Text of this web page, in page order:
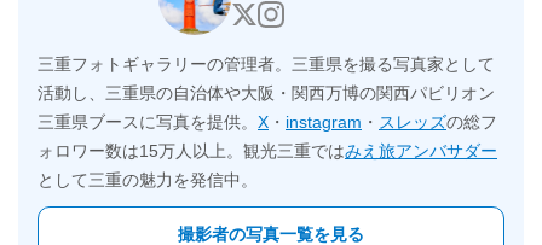
三重フォトギャラリーの管理者。三重県を撮る写真家として
活動し、三重県の自治体や大阪・関西万博の関西パビリオン
三重県ブースに写真を提供。 X ・ instagram ・ スレッズの総フ
ォロワー数は15万人以上。観光三重ではみえ旅アンバサダー
として三重の魅力を発信中。
撮影者の写真一覧を見る